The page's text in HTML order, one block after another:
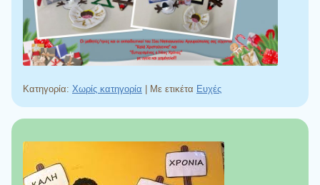
Κατηγορία: Χωρίς κατηγορία | Με ετικέτα Ευχές